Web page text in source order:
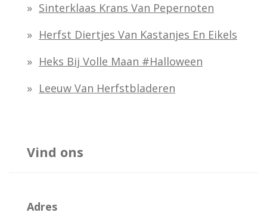
Sinterklaas Krans Van Pepernoten
Herfst Diertjes Van Kastanjes En Eikels
Heks Bij Volle Maan #halloween
Leeuw Van Herfstbladeren
Vind ons
Adres